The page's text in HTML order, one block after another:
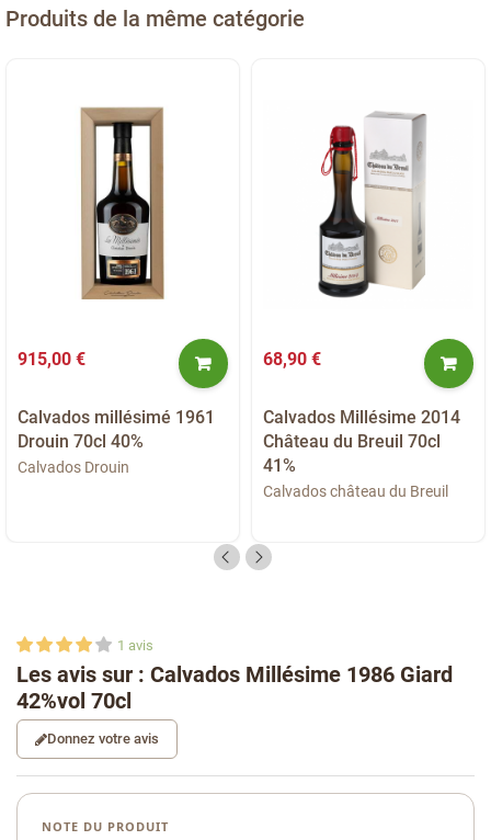
Produits de la même catégorie
915,00 €
Calvados millésimé 1961
Drouin 70cl 40%
Calvados Drouin
68,90 €
Calvados Millésime 2014
Château du Breuil 70cl
41%
Calvados château du Breuil
Les avis sur : Calvados Millésime 1986 Giard
42%vol 70cl
1 avis
Donnez votre avis
NOTE DU PRODUIT